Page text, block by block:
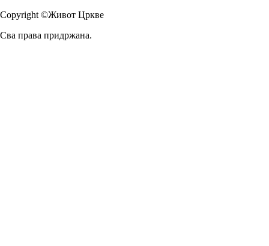
Copyright ©Живот Цркве
Сва права придржана.